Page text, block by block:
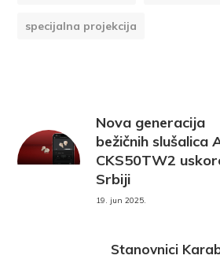
specijalna projekcija
Nova generacija
bežičnih slušalica
CKS50TW2
Srbiji
19. jun 2025.
Stanovnici